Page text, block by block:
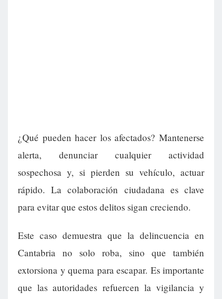
¿Qué pueden hacer los afectados? Mantenerse
alerta, denunciar cualquier actividad
sospechosa y, si pierden su vehículo, actuar
rápido. La colaboración ciudadana es clave
para evitar que estos delitos sigan creciendo.
Este caso demuestra que la delincuencia en
Cantabria no solo roba, sino que también
extorsiona y quema para escapar. Es importante
que las autoridades refuercen la vigilancia y